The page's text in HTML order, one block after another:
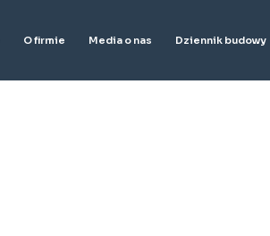
O firmie Media o nas Dziennik budowy